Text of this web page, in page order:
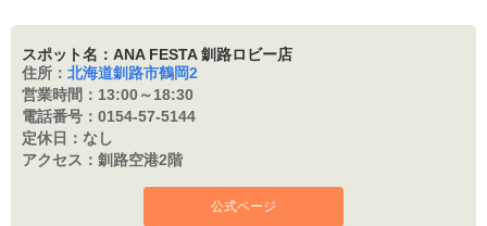
スポット名：ANA FESTA 釧路ロビー店
住所： 北海道釧路市鶴岡2
営業時間： 13:00～18:30
電話番号： 0154-57-5144
定休日： なし
アクセス： 釧路空港2階
公式ページ